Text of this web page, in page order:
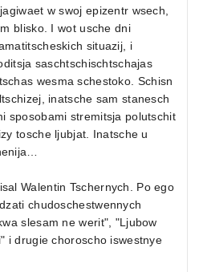
w swoj epizentr wsech,
blisko. I wot usche dni
situazij, i
saschtschischtschajas
wesma schestoko. Schisn
inatsche sam stanesch
sposobami stremitsja polutschit
tosche ljubjat. Inatsche u
Walentin Tschernych. Po ego
chudoschestwennych
slesam ne werit", "Ljubow
i drugie choroscho iswestnye